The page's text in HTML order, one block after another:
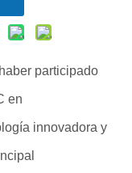
participado
en
innovadora y